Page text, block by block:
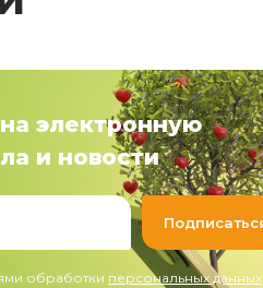
электронную
и новости
обработки персональных данных